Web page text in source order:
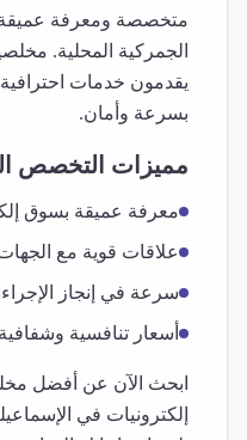
متخصصة ومعرفة عميقة
الجمركية المحلية.
يقدمون خدمات
بسرعة وأمان.
مميزات التخصص
معرفة عميقة بسوق
علاقات قوية مع الجهات
سرعة في إنجاز
أسعار تنافسية
ابحث الآن عن أفضل
إلكترونيات في